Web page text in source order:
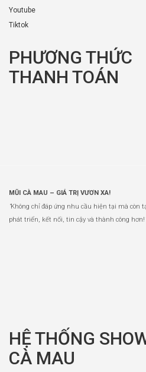
Youtube
Tiktok
PHƯƠNG THỨC
THANH TOÁN
MŨI CÀ MAU – GIÁ TRỊ VƯƠN XA!
“Không chỉ đáp ứng nhu cầu hiện tại mà còn
phát triển, kết nối, tin cậy và thành công hơn!
HỆ THỐNG
CÀ MAU